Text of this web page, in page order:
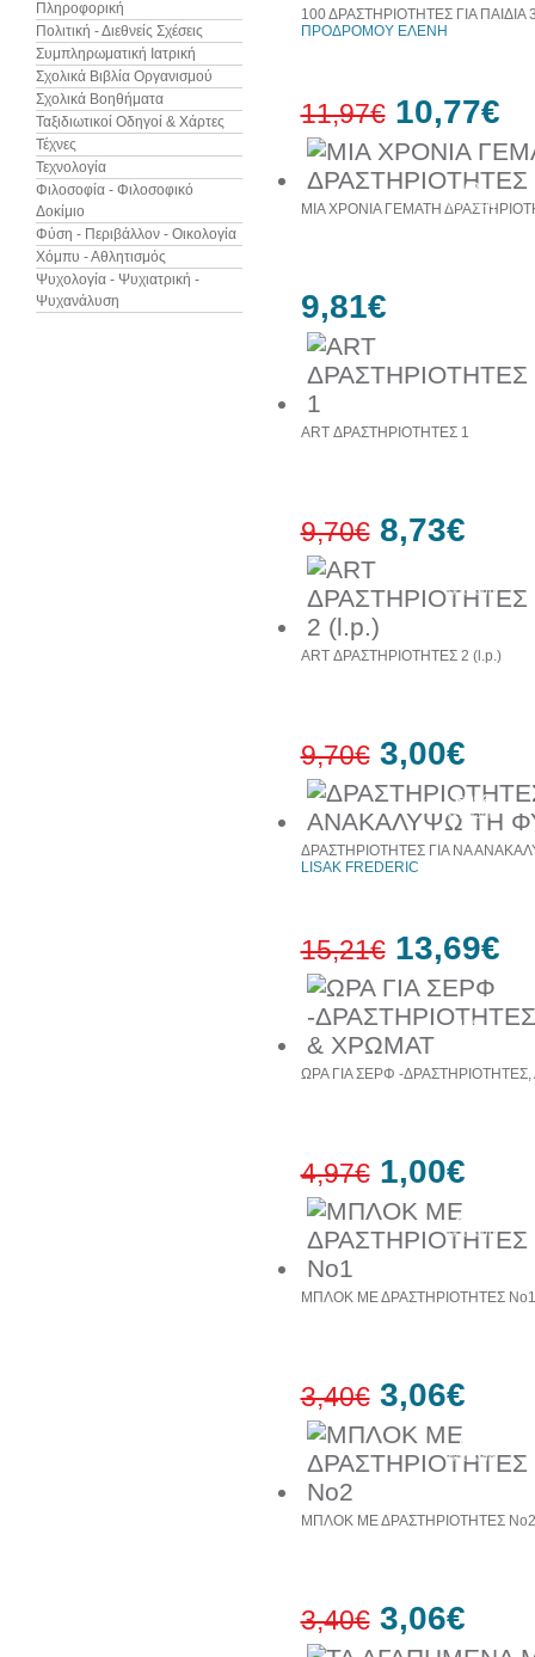
Πληροφορική
Πολιτική - Διεθνείς Σχέσεις
Συμπληρωματική Ιατρική
Σχολικά Βιβλία Οργανισμού
Σχολικά Βοηθήματα
Ταξιδιωτικοί Οδηγοί & Χάρτες
Τέχνες
Τεχνολογία
Φιλοσοφία - Φιλοσοφικό
Δοκίμιο
Φύση - Περιβάλλον - Οικολογία
Χόμπυ - Αθλητισμός
Ψυχολογία - Ψυχιατρική -
Ψυχανάλυση
10%
έκπτωση
100 ΔΡΑΣΤΗΡΙΟΤΗΤΕΣ ΓΙΑ ΠΑΙΔΙΑ
ΠΡΟΔΡΟΜΟΥ ΕΛΕΝΗ
11,97€ 10,77€
ΜΙΑ ΧΡΟΝΙΑ ΓΕΜΑΤΗ
9,81€
έκπτωση
ART ΔΡΑΣΤΗΡΙΟΤΗΤΕΣ 1
9,70€ 8,73€
69%
έκπτωση
ART ΔΡΑΣΤΗΡΙΟΤΗΤΕΣ 2 (l.p.)
9,70€ 3,00€
10%
ΔΡΑΣΤΗΡΙΟΤΗΤΕΣ ΓΙΑ ΝΑ
LISAK FREDERIC
15,21€ 13,69€
80%
έκπτωση
ΩΡΑ ΓΙΑ ΣΕΡΦ -
4,97€ 1,00€
10%
έκπτωση
ΜΠΛΟΚ ΜΕ ΔΡΑΣΤΗΡΙΟΤΗΤΕΣ No1
3,40€ 3,06€
ΜΠΛΟΚ ΜΕ ΔΡΑΣΤΗΡΙΟΤΗΤΕΣ No2
3,40€ 3,06€